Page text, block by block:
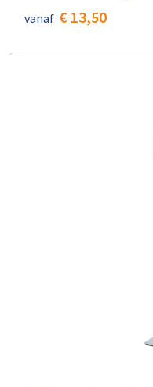
vanaf € 13,50